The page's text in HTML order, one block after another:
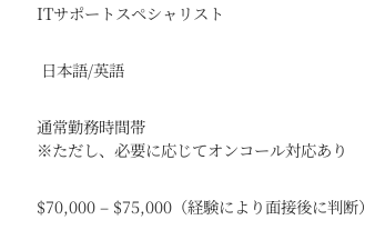
ITサポートスペシャリスト
日本語/英語
通常勤務時間帯
※ただし、必要に応じてオンコール対応あり
$70,000 – $75,000（経験により面接後に判断）